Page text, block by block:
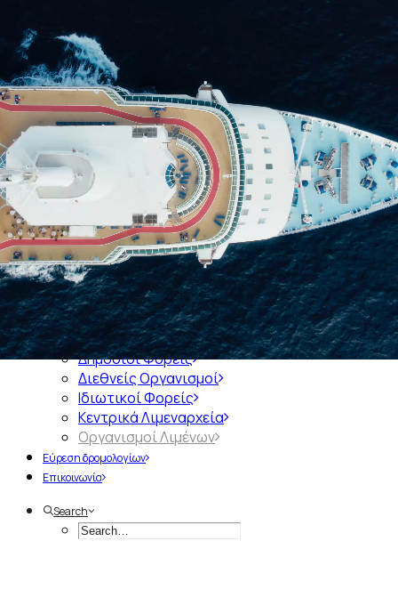
Ποιοί είμαστε
Ιστορία του Συνδέσμου
Διοικητικό Συμβούλιο του ΣΕΕΝ
Διατελέσαντες Πρόεδροι
Διατελέσαντα Μέλη Διοικητικών Συμβουλίων
Διοικητικά Συμβούλια 1921-σήμερα
Μέλη
Εκπροσώπηση σε Φορείς
Ενημέρωση
Πληροφορίες
Δημόσιοι Φορείς
Διεθνείς Οργανισμοί
Ιδιωτικοί Φορείς
Κεντρικά Λιμεναρχεία
Οργανισμοί Λιμένων
Εύρεση δρομολογίων
Επικοινωνία
Search